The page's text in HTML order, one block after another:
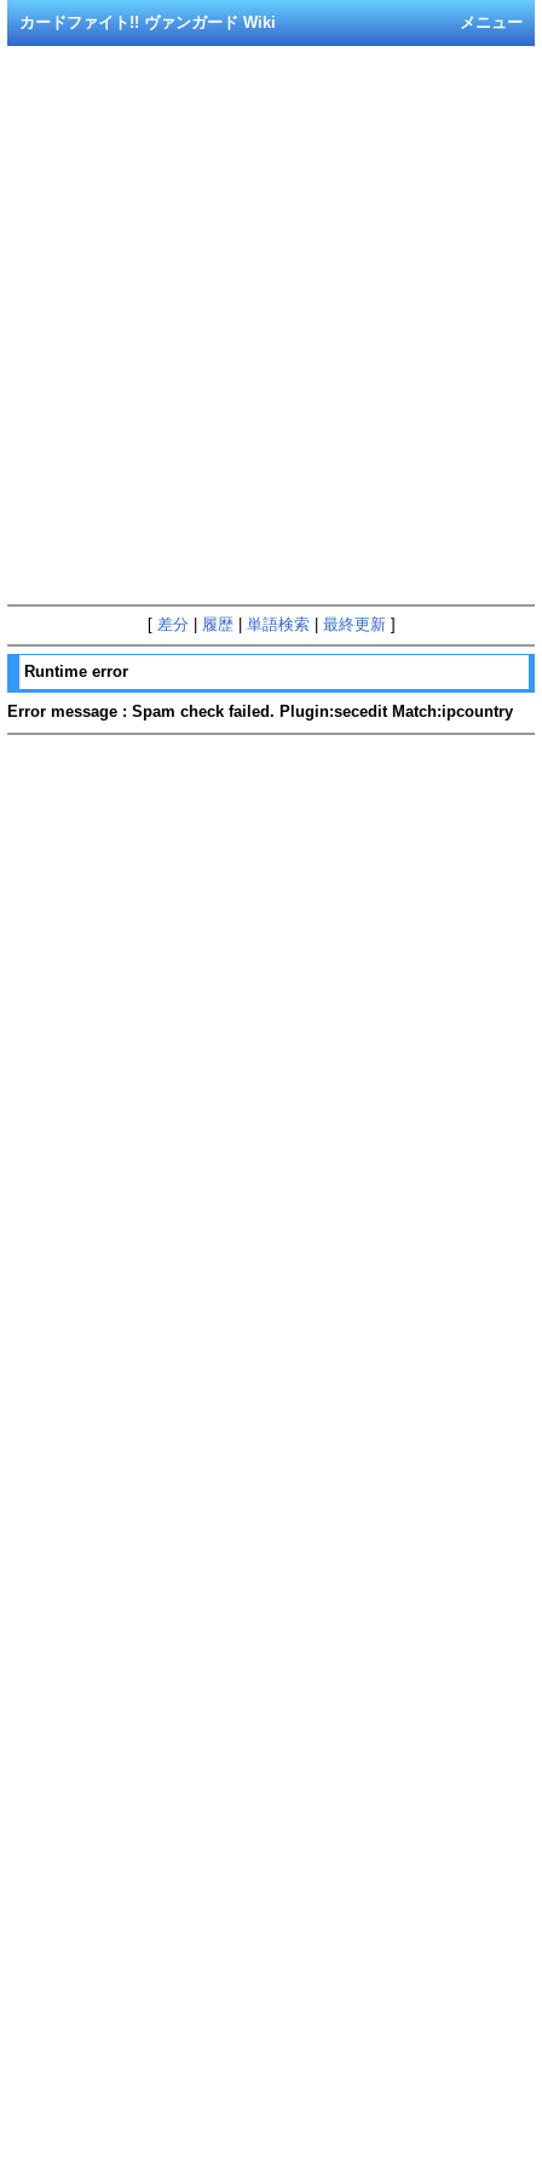
メニュー
カードファイト!! ヴァンガード Wiki
[ 差分 履歴| 単語検索| 最終更新]
Runtime error
Error message : Spam check failed. Plugin:secedit Match:ipcountry